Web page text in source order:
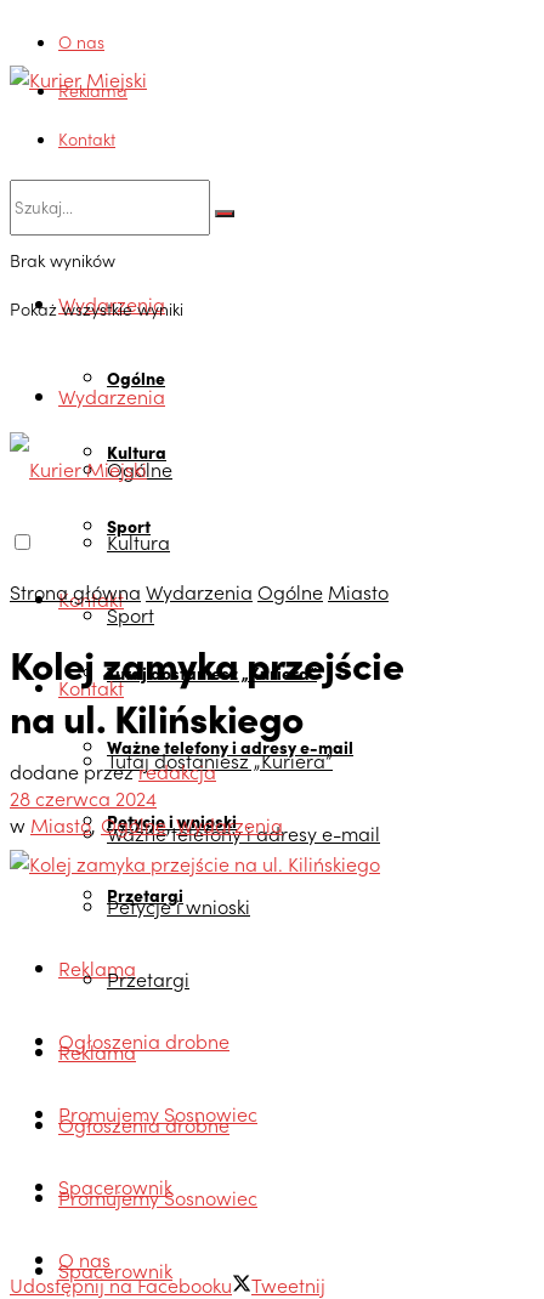
O nas
Reklama
Kontakt
Brak wyników
Pokaż wszystkie wyniki
Wydarzenia
Ogólne
Kultura
Sport
Kontakt
Tutaj dostaniesz „Kuriera”
Ważne telefony i adresy e-mail
Petycje i wnioski
Przetargi
Reklama
Ogłoszenia drobne
Promujemy Sosnowiec
Spacerownik
O nas
Wydarzenia
Ogólne
Kultura
Sport
Kontakt
Tutaj dostaniesz „Kuriera”
Ważne telefony i adresy e-mail
Petycje i wnioski
Przetargi
Reklama
Ogłoszenia drobne
Promujemy Sosnowiec
Spacerownik
Strona główna Wydarzenia Ogólne Miasto
Kolej zamyka przejście
na ul. Kilińskiego
dodane przezredakcja
28 czerwca 2024
w Miasto, Ogólne,Wydarzenia
Udostępnij na Facebooku
Tweetnij